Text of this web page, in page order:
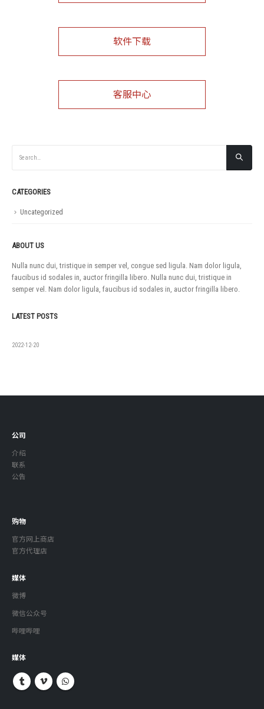
软件下载
客服中心
CATEGORIES
Uncategorized
ABOUT US
Nulla nunc dui, tristique in semper vel, congue sed ligula. Nam dolor ligula,
faucibus id sodales in, auctor fringilla libero. Nulla nunc dui, tristique in
semper vel. Nam dolor ligula, faucibus id sodales in, auctor fringilla libero.
LATEST POSTS
2022-12-20
公司
介绍
联系
公告
购物
官方网上商店
官方代理店
媒体
微博
微信公众号
哔哩哔哩
媒体